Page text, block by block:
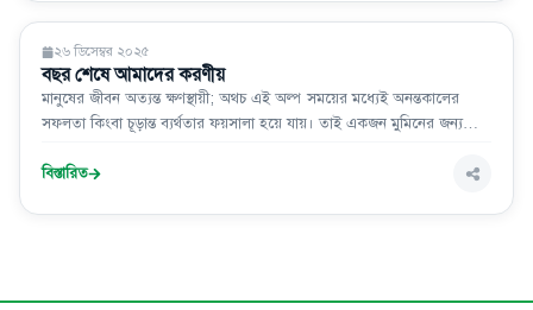
ইসলাম ও জীবন
২৬ ডিসেম্বর ২০২৫
বছর শেষে আমাদের করণীয়
মানুষের জীবন অত্যন্ত ক্ষণস্থায়ী; অথচ এই অল্প সময়ের মধ্যেই অনন্তকালের
সফলতা কিংবা চূড়ান্ত ব্যর্থতার ফয়সালা হয়ে যায়। তাই একজন মুমিনের জন্য
গুরুত্বপূর্ণ সুযোগ নিয়ে আসে—নিজের নফস ও আমলের গভীর হিসাব নেওয়ার,
বিস্তারিত